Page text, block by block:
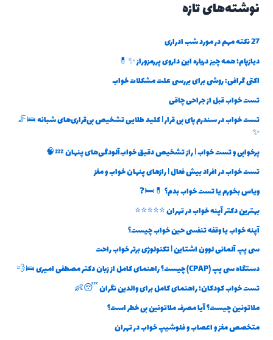
نوشته‌های تازه
27 نکته مهم در مورد شب ادراری
دیازپام؛ همه چیز درباره این داروی پررمزوراز ✨💊
اکتی گرافی: روشی برای بررسی علت مشکلات خواب
تست خواب قبل از جراحی چاقی
تست خواب در سندرم پای بی قرار | کلید طلایی تشخیص بی‌قراری‌های شبانه 🛌🦵
✨
پرخوابی و تست خواب | راز تشخیص دقیق خواب‌آلودگی‌های پنهان 💤🧠
تست خواب در افراد بیش فعال | رازهای پنهان خواب و مغز
ویاس بخورم یا تست خواب بدم؟ 💊🛏️❓
بهترین دکتر آپنه خواب در تهران ⭐⭐⭐⭐⭐
آپنه خواب یا وقفه تنفسی حین خواب چیست؟
سی پپ آلمانی لوون اشتاین | تکنولوژی برتر خواب راحت
دستگاه سی پپ (CPAP) چیست؟ راهنمای کامل از زبان دکتر مصطفی امیری 🛌💨
تست خواب کودکان؛ راهنمای کامل برای والدین نگران 😴👶
ملاتونین چیست؟ آیا مصرف ملاتونین بی خطر است؟
متخصص مغز و اعصاب و فلوشیپ خواب در تهران